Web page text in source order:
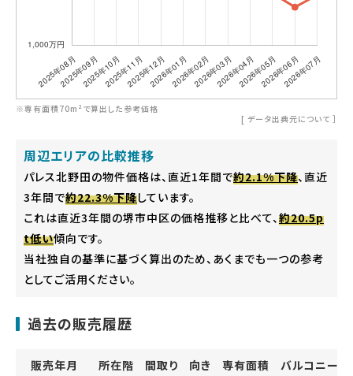
※専有面積70m²で算出した参考価格
[ データ出典元について ］
周辺エリアの比較推移
パレス北野田の物件価格は、直近1年間で約2.1%下降、直近
3年間で約22.3%下降しています。
これは直近3年間の堺市中区の価格推移と比べて、約20.5p
t低い傾向です。
当社独自の基準に基づく算出のため、あくまでも一つの参考
としてご活用ください。
過去の販売履歴
販売年月 所在階 間取り 向き 専有面積 バルコニー